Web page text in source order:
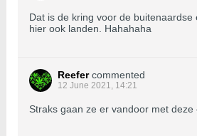
Dat is de kring voor de buitenaardse
hier ook landen. Hahahaha
Reefer commented
12 June 2021, 14:21
Straks gaan ze er vandoor met deze